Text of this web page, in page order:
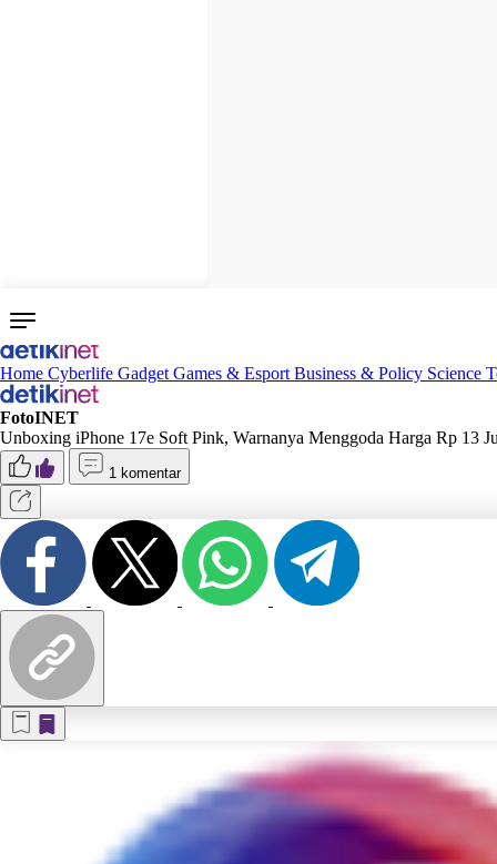
Home Cyberlife Gadget Games & Esport Business & Policy Science
FotoINET
Unboxing iPhone 17e Soft Pink, Warnanya Menggoda Harga Rp 13
1 komentar